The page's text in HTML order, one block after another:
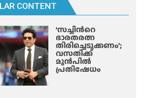
CONTENT
‘സച്ചിന്‍റെ
ഭാരതരത്ന
തിരിച്ചെടുക്കണം’;
വസതിക്ക്
മുൻപിൽ
പ്രതിഷേധം